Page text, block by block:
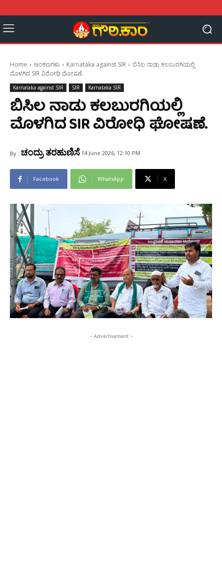
Home ಅಂಕಣಗಳು Karnataka against SIR
ಬಿಸಿಲ ನಾಡು ಕಲಬುರಗಿಯಲ್ಲಿ
ಮೊಳಗಿದ SIR ವಿರೋಧಿ ಘೋಷಣೆ.
Karnataka against SIR SIR Karnataka SIR
ಬಿಸಿಲ ನಾಡು ಕಲಬುರಗಿಯಲ್ಲಿ
ಮೊಳಗಿದ SIR ವಿರೋಧಿ ಘೋಷಣೆ.
By : ಚಂದ್ರು ತರಹುಣಿಸೆ 14 June 2026, 12:10 PM
Facebook WhatsApp X
- Advertisement -